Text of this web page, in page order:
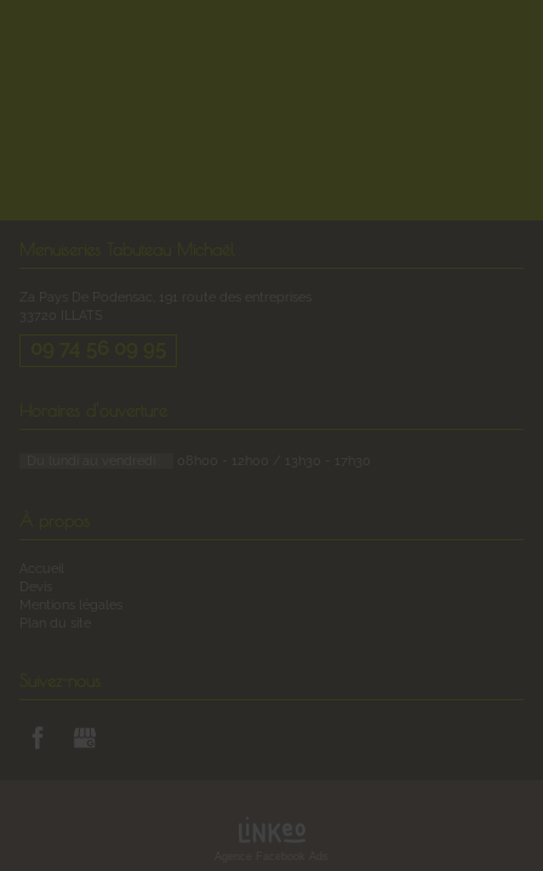
Za Pays De Podensac, 191 route des entreprises
33720
ILLATS
08h00 - 12h00 / 13h30 - 17h30
Accueil
Devis
Mentions légales
Plan du site